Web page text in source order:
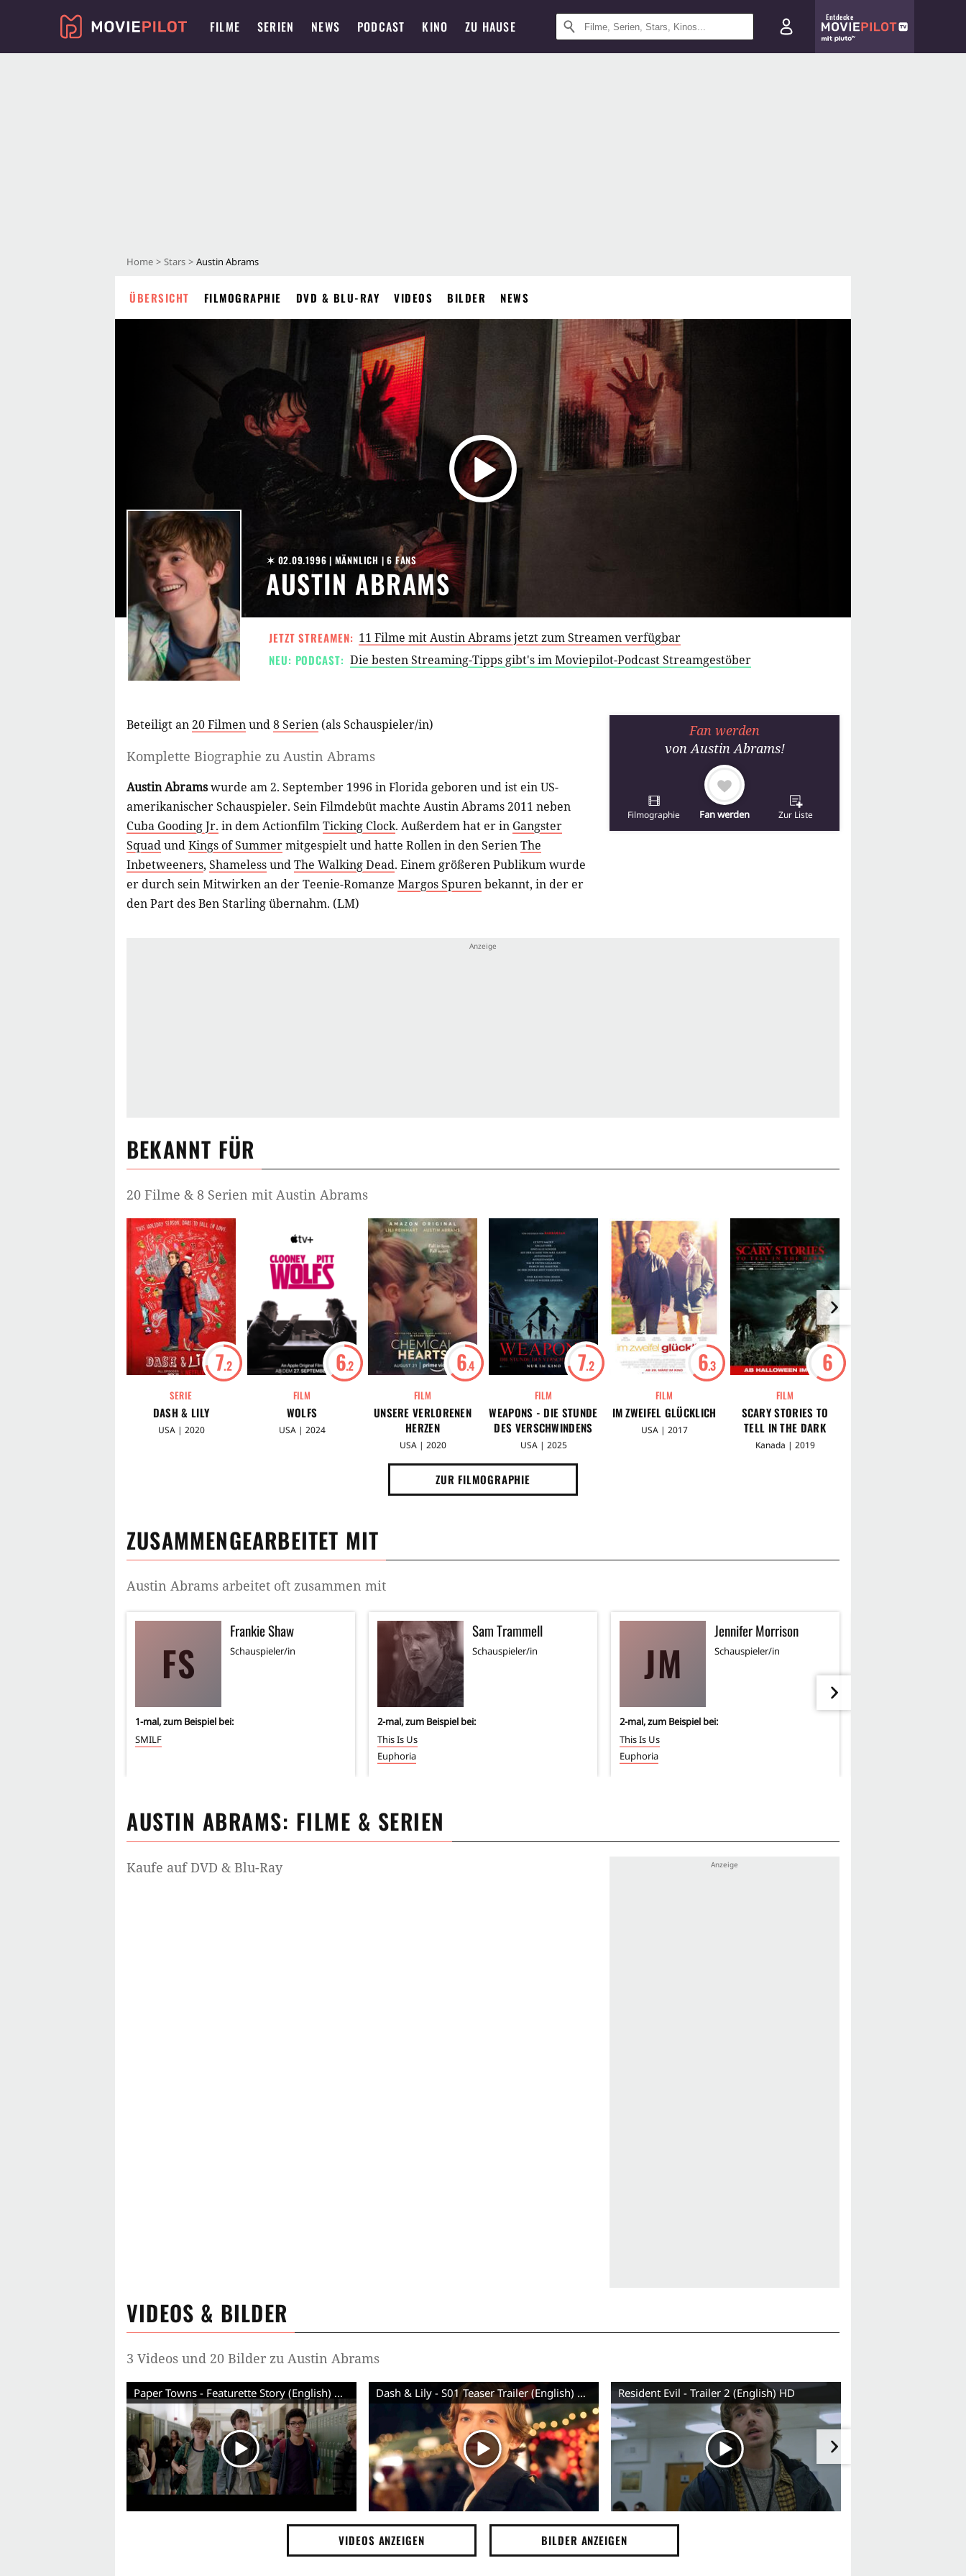
FILME SERIEN NEWS PODCAST KINO ZU HAUSE
Entdecke
Home Stars Austin Abrams
ÜBERSICHT FILMOGRAPHIE DVD & BLU-RAY VIDEOS BILDER NEWS
AUSTIN ABRAMS
✶ 02.09.1996 | MÄNNLICH | 6 FANS
JETZT STREAMEN: 11 Filme mit Austin Abrams jetzt zum Streamen verfügbar
NEU: PODCAST: Die besten Streaming-Tipps gibt's im Moviepilot-Podcast Streamgestöber
Beteiligt an20 Filmenund8 Serien (alsSchauspieler/in)
Komplette Biographie zu Austin Abrams
Austin Abramswurde am 2. September 1996 in Florida geboren und ist ein US-
amerikanischer Schauspieler. Sein Filmdebüt machte Austin Abrams 2011 neben
Cuba Gooding Jr. in dem ActionfilmTicking Clock. Außerdem hat er in Gangster
SquadundKings of Summermitgespielt und hatte Rollen in den SerienThe
Inbetweeners, ShamelessundThe Walking Dead. Einem größeren Publikum wurde
er durch sein Mitwirken an der Teenie-Romanze Margos Spurenbekannt, in der er
den Part des Ben Starling übernahm. (LM)
Fan werden
vonAustin Abrams!
Filmographie Fan werden Zur Liste
BEKANNT FÜR
20 Filme & 8 Serien mit Austin Abrams
7.2
SERIE
DASH & LILY
USA | 2020
6.2
FILM
WOLFS
USA | 2024
6.4
FILM
UNSERE VERLORENEN
HERZEN
USA | 2020
7.2
FILM
WEAPONS - DIE STUNDE
DES VERSCHWINDENS
USA | 2025
6.3
FILM
IM ZWEIFEL GLÜCKLICH
USA | 2017
6
FILM
SCARY STORIES TO
TELL IN THE DARK
Kanada | 2019
ZUR FILMOGRAPHIE
ZUSAMMENGEARBEITET MIT
Austin Abrams arbeitet oft zusammen mit
FS
Frankie Shaw
Schauspieler/in
1-mal, zum Beispiel bei:
SMILF
Sam Trammell
Schauspieler/in
2-mal, zum Beispiel bei:
This Is Us
Euphoria
JM
Jennifer Morrison
Schauspieler/in
2-mal, zum Beispiel bei:
This Is Us
Euphoria
AUSTIN ABRAMS: FILME & SERIEN
Kaufe auf DVD & Blu-Ray
VIDEOS & BILDER
3 Videos und 20 Bilder zu Austin Abrams
Paper Towns - Featurette Story (English) HD Dash & Lily - S01 Teaser Trailer (English) HD Resident Evil - Trailer 2 (English) HD
VIDEOS ANZEIGEN BILDER ANZEIGEN